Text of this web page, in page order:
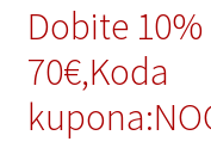
Dobite
70€,Koda